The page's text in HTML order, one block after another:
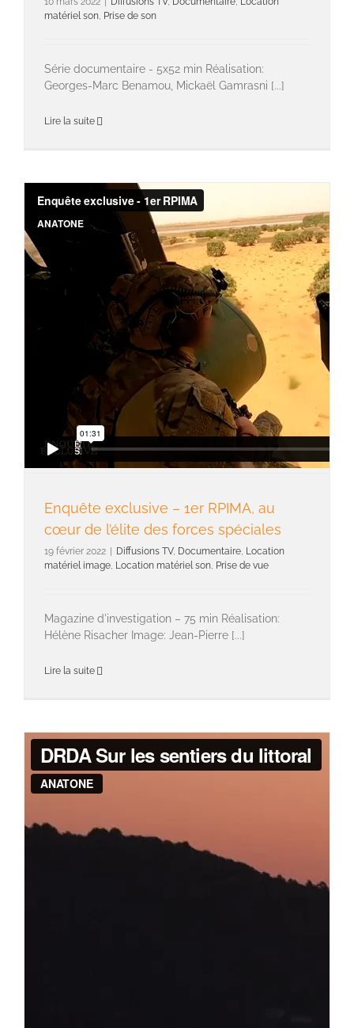
matériel son, Prise de son
Série documentaire - 5x52 min Réalisation:
Georges-Marc Benamou, Mickaël Gamrasni [...]
Lire la suite
Enquête exclusive – 1er RPIMA, au
cœur de l’élite des forces spéciales
19 février 2022 Diffusions TV, Documentaire, Location
matériel image, Location matériel son, Prise de vue
Magazine d'investigation – 75 min Réalisation:
Hélène Risacher Image: Jean-Pierre [...]
Lire la suite